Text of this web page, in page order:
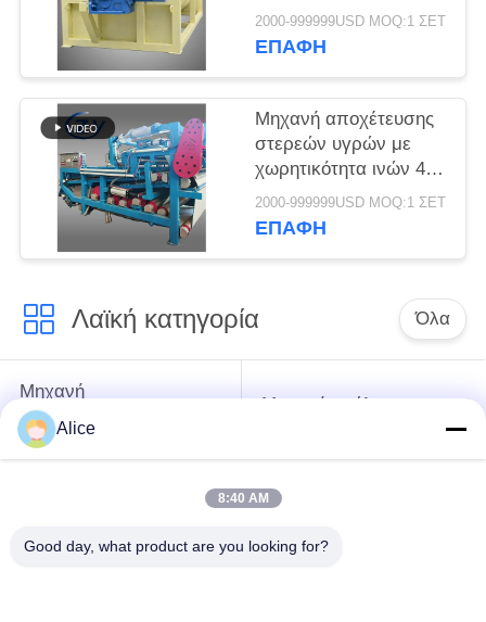
απόδοση για την
παραγωγή άμυλου
2000-999999USD MOQ:1 ΣΕΤ
ΕΠΑΦΉ
Μηχανή αποχέτευσης
στερεών υγρών με
χωρητικότητα ινών 4 τ/
ώρα για συνεχή
λειτουργία
2000-999999USD MOQ:1 ΣΕΤ
ΕΠΑΦΉ
Λαϊκή κατηγορία Όλα
Μηχανή
επεξεργασίας
αμύλου μανιόκων
Μηχανή αμύλου
πατατών
Μηχανή
αλευριού μανιόκων
Alice
8:40 AM
Good day, what product are you looking for?